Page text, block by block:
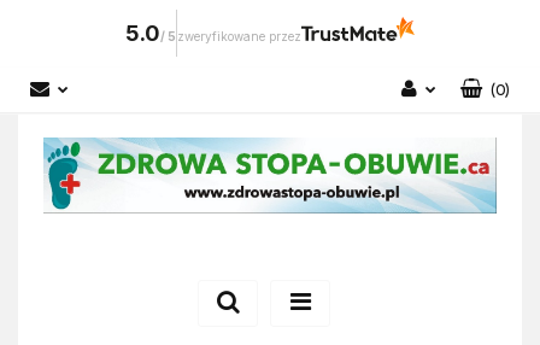
5.0/ 5 zweryfikowane przez
Zarejestruj się
Dodaj zgłoszenie
(0)